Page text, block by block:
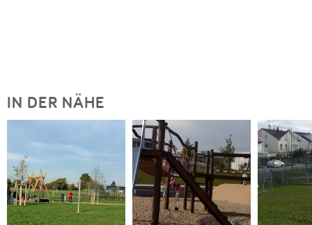
IN DER NÄHE